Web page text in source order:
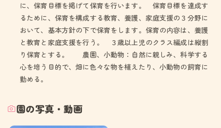
に、保育目標を掲げて保育を行います。 保育目標を達成す
るために、保育を構成する教育、養護、家庭支援の３分野に
おいて、基本方針の下で保育をします。保育の内容は、養護
と教育と家庭支援を行う。 ３歳以上児のクラス編成は縦割
り保育とする。 農園、小動物：自然に親しみ、科学する
心を培う目的で、畑に色々な物を植えたり、小動物の飼育に
勤める。
園の写真・動画